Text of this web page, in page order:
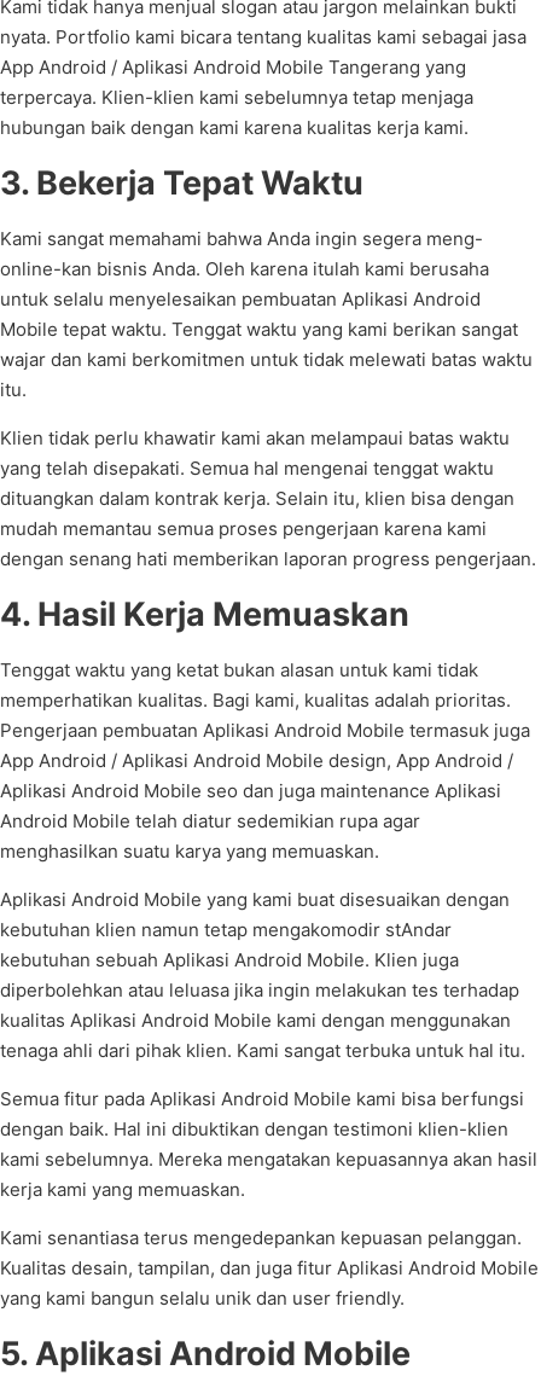
Kami tidak hanya menjual slogan atau jargon melainkan bukti
nyata. Portfolio kami bicara tentang kualitas kami sebagai jasa
App Android / Aplikasi Android Mobile Tangerang yang
terpercaya. Klien-klien kami sebelumnya tetap menjaga
hubungan baik dengan kami karena kualitas kerja kami.
3. Bekerja Tepat Waktu
Kami sangat memahami bahwa Anda ingin segera meng-
online-kan bisnis Anda. Oleh karena itulah kami berusaha
untuk selalu menyelesaikan pembuatan Aplikasi Android
Mobile tepat waktu. Tenggat waktu yang kami berikan sangat
wajar dan kami berkomitmen untuk tidak melewati batas waktu
itu.
Klien tidak perlu khawatir kami akan melampaui batas waktu
yang telah disepakati. Semua hal mengenai tenggat waktu
dituangkan dalam kontrak kerja. Selain itu, klien bisa dengan
mudah memantau semua proses pengerjaan karena kami
dengan senang hati memberikan laporan progress pengerjaan.
4. Hasil Kerja Memuaskan
Tenggat waktu yang ketat bukan alasan untuk kami tidak
memperhatikan kualitas. Bagi kami, kualitas adalah prioritas.
Pengerjaan pembuatan Aplikasi Android Mobile termasuk juga
App Android / Aplikasi Android Mobile design, App Android /
Aplikasi Android Mobile seo dan juga maintenance Aplikasi
Android Mobile telah diatur sedemikian rupa agar
menghasilkan suatu karya yang memuaskan.
Aplikasi Android Mobile yang kami buat disesuaikan dengan
kebutuhan klien namun tetap mengakomodir stAndar
kebutuhan sebuah Aplikasi Android Mobile. Klien juga
diperbolehkan atau leluasa jika ingin melakukan tes terhadap
kualitas Aplikasi Android Mobile kami dengan menggunakan
tenaga ahli dari pihak klien. Kami sangat terbuka untuk hal itu.
Semua fitur pada Aplikasi Android Mobile kami bisa berfungsi
dengan baik. Hal ini dibuktikan dengan testimoni klien-klien
kami sebelumnya. Mereka mengatakan kepuasannya akan hasil
kerja kami yang memuaskan.
Kami senantiasa terus mengedepankan kepuasan pelanggan.
Kualitas desain, tampilan, dan juga fitur Aplikasi Android Mobile
yang kami bangun selalu unik dan user friendly.
5. Aplikasi Android Mobile